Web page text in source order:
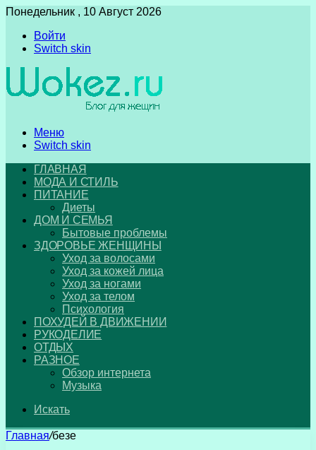
Понедельник , 10 Август 2026
Войти
Switch skin
Меню
Switch skin
ГЛАВНАЯ
МОДА И СТИЛЬ
ПИТАНИЕ
Диеты
ДОМ И СЕМЬЯ
Бытовые проблемы
ЗДОРОВЬЕ ЖЕНЩИНЫ
Уход за волосами
Уход за кожей лица
Уход за ногами
Уход за телом
Психология
ПОХУДЕЙ В ДВИЖЕНИИ
РУКОДЕЛИЕ
ОТДЫХ
РАЗНОЕ
Обзор интернета
Музыка
Искать
Главная/безе